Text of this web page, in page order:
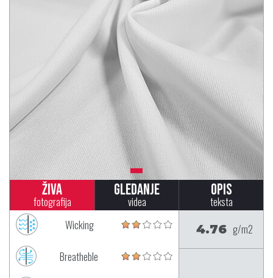
Živa
fotografija
Gledanje
videa
Opis
teksta
Wicking
Breatheble
4.76 g/m2